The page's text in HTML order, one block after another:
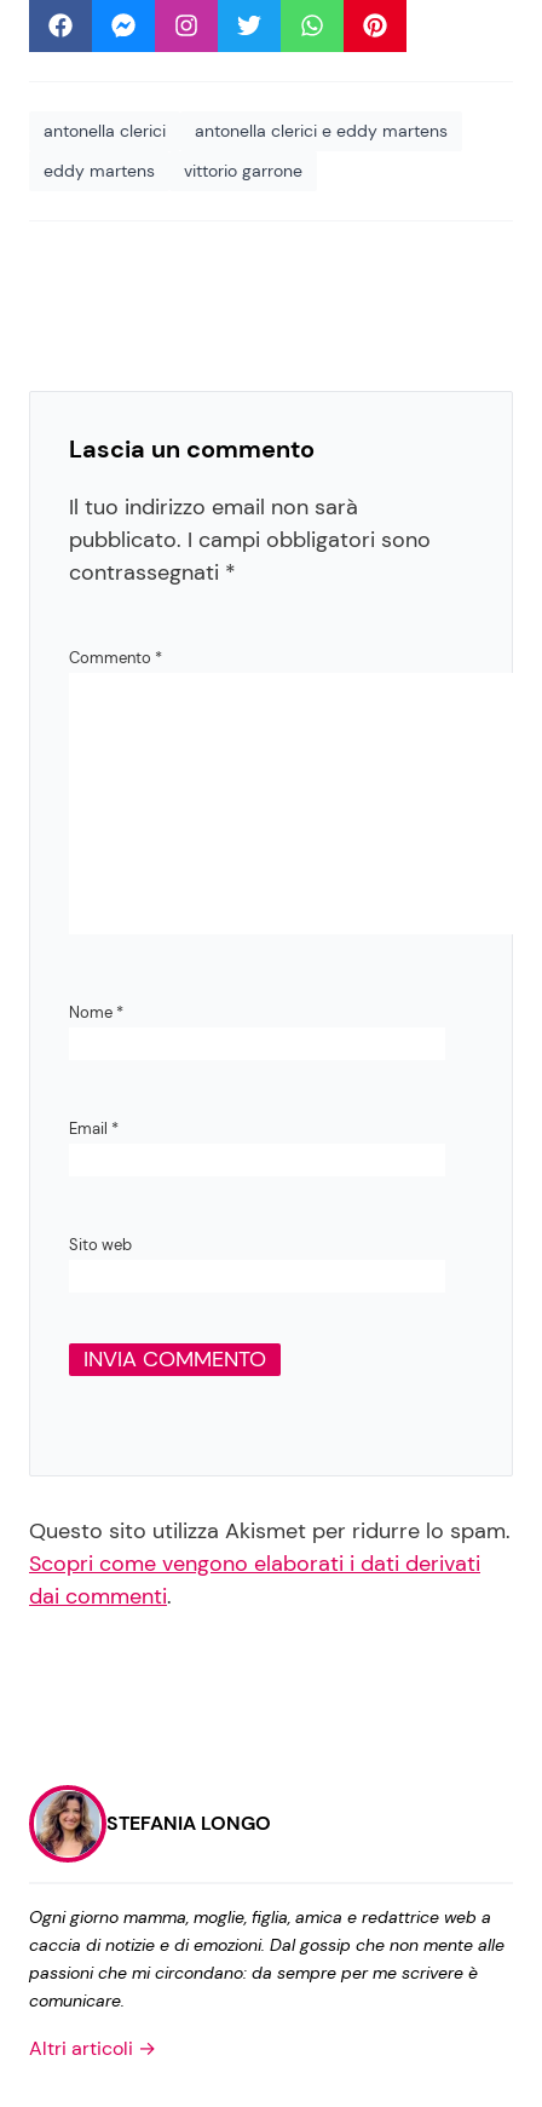
antonella clerici
antonella clerici e eddy martens
eddy martens
vittorio garrone
Lascia un commento
Il tuo indirizzo email non sarà
pubblicato. I campi obbligatori sono
contrassegnati *
Commento *
Nome *
Email *
Sito web
Questo sito utilizza Akismet per ridurre lo spam.
Scopri come vengono elaborati i dati derivati
dai commenti.
STEFANIA LONGO
Ogni giorno mamma, moglie, figlia, amica e redattrice web a
caccia di notizie e di emozioni. Dal gossip che non mente alle
passioni che mi circondano: da sempre per me scrivere è
comunicare.
Altri articoli →